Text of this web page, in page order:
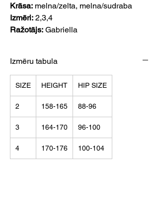
Krāsa: melna/zelta, melna/sudraba
Izmēri: 2,3,4
Ražotājs: Gabriella
Izmēru tabula
SIZE HEIGHT HIP SIZE
2 158-165 88-96
3 164-170 96-100
4 170-176 100-104